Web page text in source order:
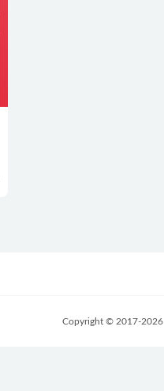
Copyright © 2017-2026